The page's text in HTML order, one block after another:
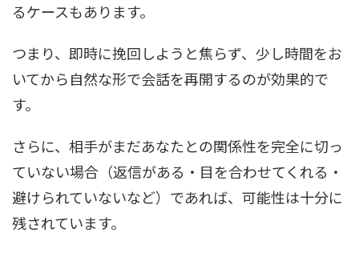
るケースもあります。
つまり、即時に挽回しようと焦らず、少し時間をお
いてから自然な形で会話を再開するのが効果的で
す。
さらに、相手がまだあなたとの関係性を完全に切っ
ていない場合（返信がある・目を合わせてくれる・
避けられていないなど）であれば、可能性は十分に
残されています。